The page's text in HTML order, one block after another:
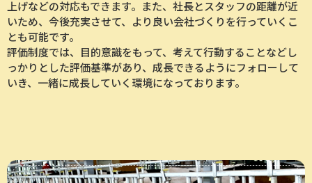
上げなどの対応もできます。また、社長とスタッフの距離が近
いため、今後充実させて、より良い会社づくりを行っていくこ
とも可能です。
評価制度では、目的意識をもって、考えて行動することなどし
っかりとした評価基準があり、成長できるようにフォローして
いき、一緒に成長していく環境になっております。